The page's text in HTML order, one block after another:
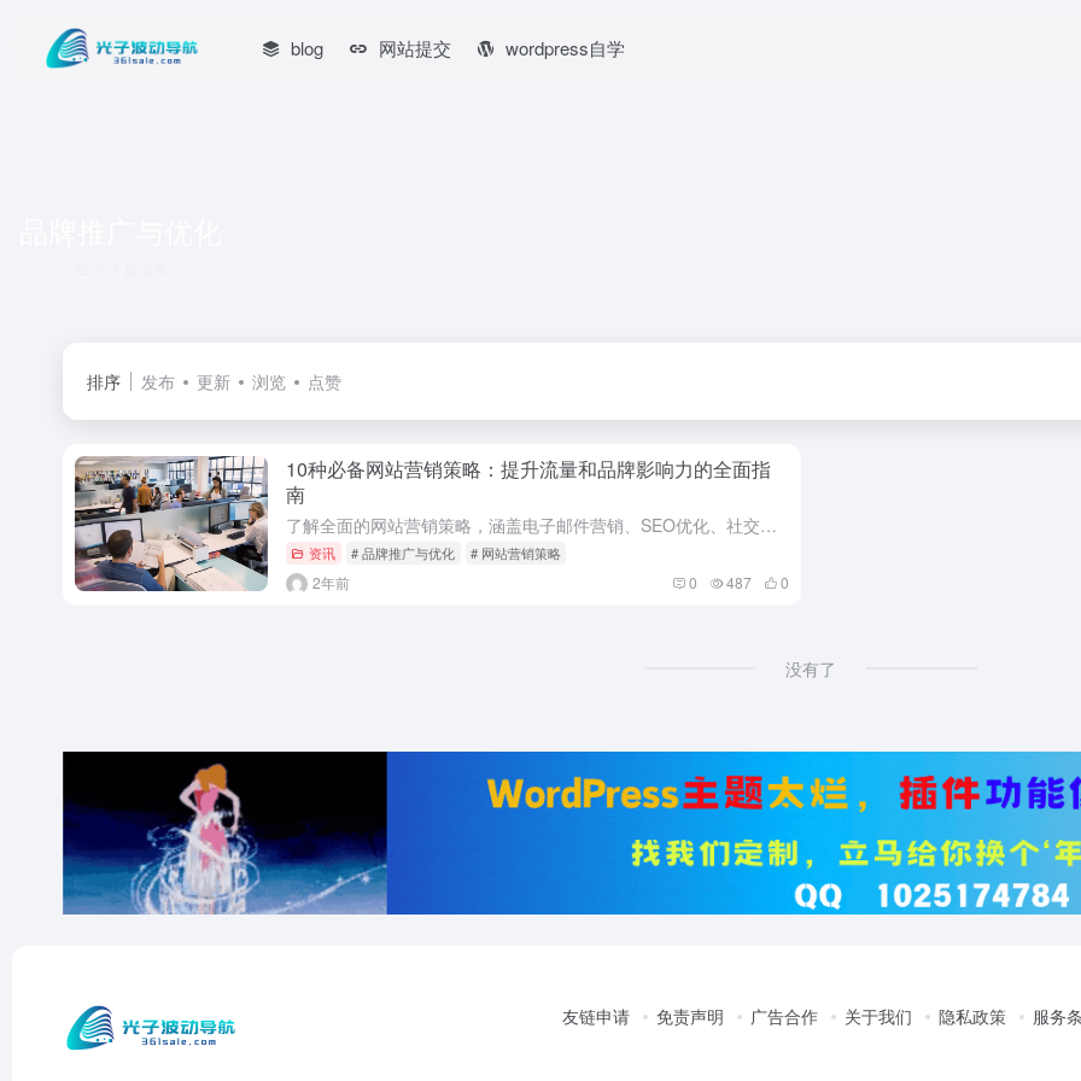
blog 网站提交 wordpress自学
排序 发布 更新 浏览 点赞
10种必备网站营销策略：提升流量和品牌影响力的全面指
南
了解全面的网站营销策略，涵盖电子邮件营销、SEO优化、社交媒体广告等10种方法，帮助企业提高网站流量和品牌影响力，实现业务增长。
资讯 # 品牌推广与优化 # 网站营销策略
2年前 0 487 0
没有了
友链申请 免责声明 广告合作 关于我们 隐私政策 服务